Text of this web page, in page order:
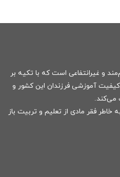
و غیرانتفاعی است که با تکیه بر
کیفیت آموزشی فرزندان این کشور و
می‌کند.
فقر مادی از تعلیم و تربیت باز